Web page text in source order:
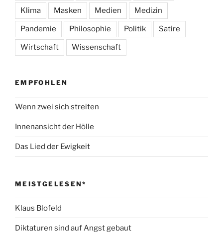
Klima Masken Medien Medizin
Pandemie Philosophie Politik Satire
Wirtschaft Wissenschaft
EMPFOHLEN
Wenn zwei sich streiten
Innenansicht der Hölle
Das Lied der Ewigkeit
MEISTGELESEN*
Klaus Blofeld
Diktaturen sind auf Angst gebaut